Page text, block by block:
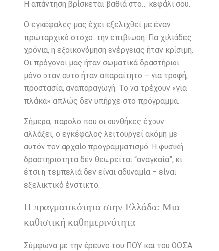
Η απάντηση βρίσκεται βαθιά στο… κεφάλι σου.
Ο εγκέφαλός μας έχει εξελιχθεί με έναν
πρωταρχικό στόχο: την επιβίωση. Για χιλιάδες
χρόνια, η εξοικονόμηση ενέργειας ήταν κρίσιμη.
Οι πρόγονοί μας ήταν σωματικά δραστήριοι
μόνο όταν αυτό ήταν απαραίτητο – για τροφή,
προστασία, αναπαραγωγή. Το να τρέχουν «για
πλάκα» απλώς δεν υπήρχε στο πρόγραμμα.
Σήμερα, παρόλο που οι συνθήκες έχουν
αλλάξει, ο εγκέφαλος λειτουργεί ακόμη με
αυτόν τον αρχαίο προγραμματισμό. Η φυσική
δραστηριότητα δεν θεωρείται “αναγκαία”, κι
έτσι η τεμπελιά δεν είναι αδυναμία – είναι
εξελικτικό ένστικτο.
Η πραγματικότητα στην Ελλάδα: Μια
καθιστική καθημερινότητα
Σύμφωνα με την έρευνα του ΠΟΥ και του ΟΟΣΑ